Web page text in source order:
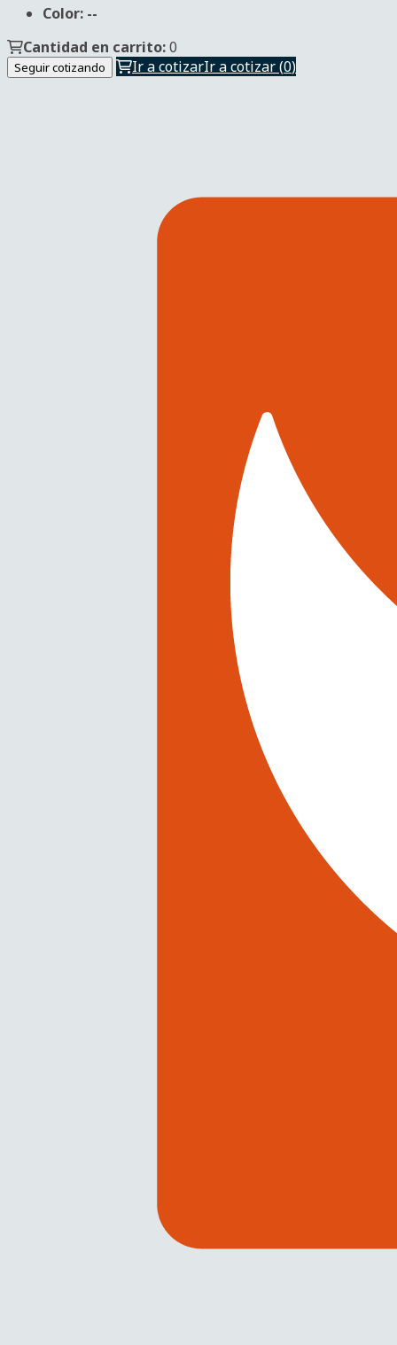
Color: --
Cantidad en carrito:0
Seguir cotizando Ir a cotizarIr a cotizar(0)